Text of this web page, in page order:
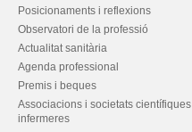
Posicionaments i reflexions
Observatori de la professió
Actualitat sanitària
Agenda professional
Premis i beques
Associacions i societats científiques
infermeres